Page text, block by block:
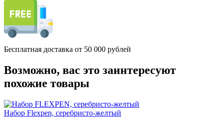
Бесплатная доставка от 50 000 рублей
Возможно, вас это заинтересуют
похожие товары
Набор Flexpen, серебристо-желтый